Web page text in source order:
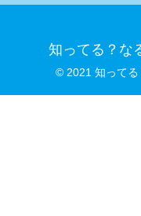
知ってる？な
© 2021 知ってる